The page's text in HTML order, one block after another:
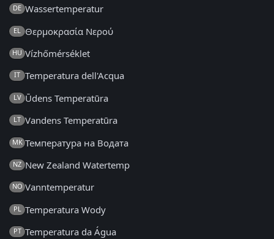
DE Wassertemperatur
EL Θερμοκρασία Νερού
HU Vízhőmérséklet
IT Temperatura dell'Acqua
LV Ūdens Temperatūra
LT Vandens Temperatūra
MK Температура на Водата
NZ New Zealand Watertemp
NO Vanntemperatur
PL Temperatura Wody
PT Temperatura da Água